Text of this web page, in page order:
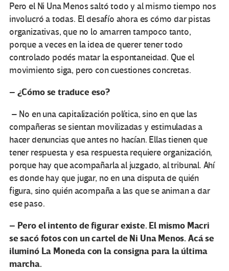
Pero el Ni Una Menos saltó todo y al mismo tiempo nos
involucró a todas. El desafío ahora es cómo dar pistas
organizativas, que no lo amarren tampoco tanto,
porque a veces en la idea de querer tener todo
controlado podés matar la espontaneidad. Que el
movimiento siga, pero con cuestiones concretas.
– ¿Cómo se traduce eso?
– No en una capitalización política, sino en que las
compañeras se sientan movilizadas y estimuladas a
hacer denuncias que antes no hacían. Ellas tienen que
tener respuesta y esa respuesta requiere organización,
porque hay que acompañarla al juzgado, al tribunal. Ahí
es donde hay que jugar, no en una disputa de quién
figura, sino quién acompaña a las que se animan a dar
ese paso.
– Pero el intento de figurar existe. El mismo Macri
se sacó fotos con un cartel de Ni Una Menos. Acá se
iluminó La Moneda con la consigna para la última
marcha.